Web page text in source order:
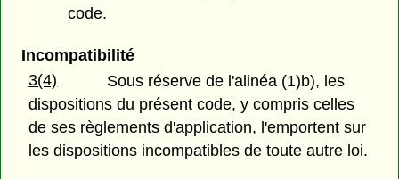
code.
Incompatibilité
3(4)
Sous réserve de l'alinéa (1)b), les
dispositions du présent code, y compris celles
de ses règlements d'application, l'emportent sur
les dispositions incompatibles de toute autre loi.